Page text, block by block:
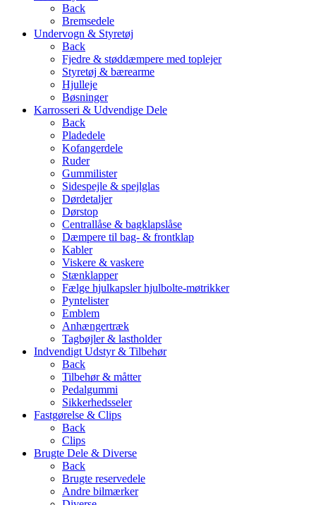
Back
Bremsedele
Undervogn & Styretøj
Back
Fjedre & støddæmpere med toplejer
Styretøj & bærearme
Hjulleje
Bøsninger
Karrosseri & Udvendige Dele
Back
Pladedele
Kofangerdele
Ruder
Gummilister
Sidespejle & spejlglas
Dørdetaljer
Dørstop
Centrallåse & bagklapslåse
Dæmpere til bag- & frontklap
Kabler
Viskere & vaskere
Stænklapper
Fælge hjulkapsler hjulbolte-møtrikker
Pyntelister
Emblem
Anhængertræk
Tagbøjler & lastholder
Indvendigt Udstyr & Tilbehør
Back
Tilbehør & måtter
Pedalgummi
Sikkerhedsseler
Fastgørelse & Clips
Back
Clips
Brugte Dele & Diverse
Back
Brugte reservedele
Andre bilmærker